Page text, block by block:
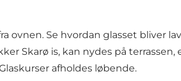
ovnen. Se hvordan glasset bliver
Skarø is, kan nydes på
afholdes løbende.